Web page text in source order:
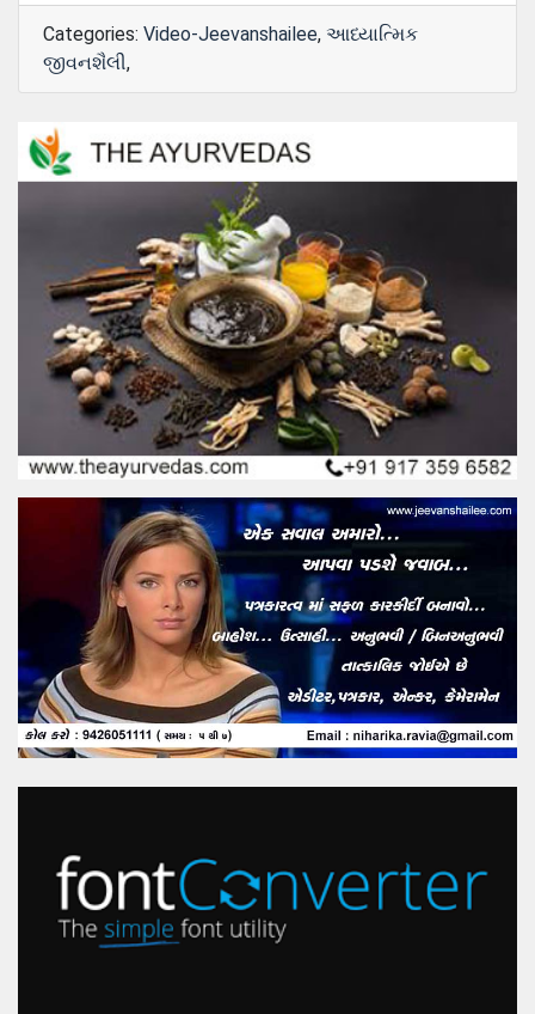
Categories: Video-Jeevanshailee, આધ્યાત્મિક
જીવનશૈલી,